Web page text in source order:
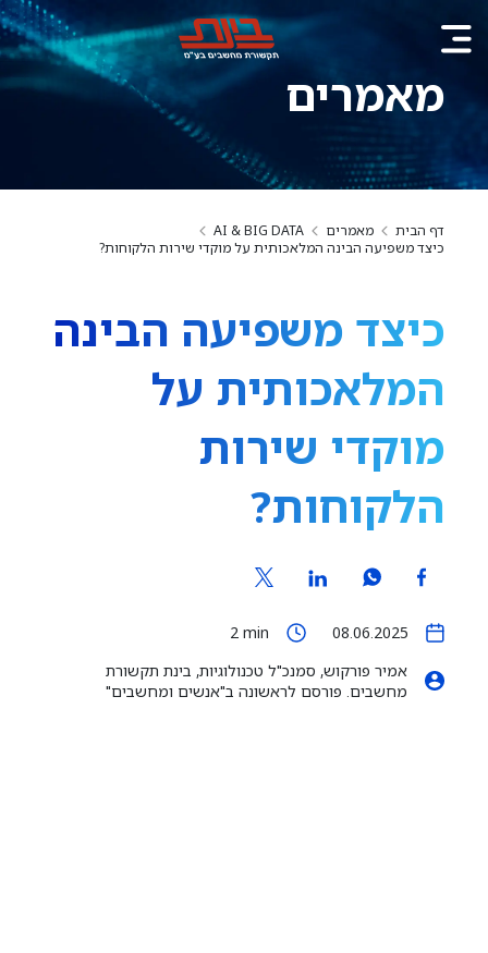
מאמרים
דף הבית מאמרים
AI & BIG DATA
כיצד משפיעה הבינה המלאכותית על מוקדי שירות הלקוחות?
כיצד משפיעה הבינה
המלאכותית על
מוקדי שירות
הלקוחות?
08.06.2025
2 min
אמיר פורקוש, סמנכ"ל טכנולוגיות, בינת תקשורת
מחשבים. פורסם לראשונה ב"אנשים ומחשבים"